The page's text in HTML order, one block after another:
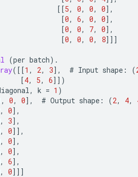
[[5, 0, 0, 0] ,
[0, 6, 0, 0] ,
[0, 0, 7, 0] ,
[0, 0, 0, 8]]]
(per batch).
( [[1 , 2, 3] , # Input shape : (
[4, 5, 6]] )
, k = 1 )
, 0, 0] , # Output shape : (2, 4,
, 0] ,
, 3] ,
, 0]] ,
, 0] ,
, 0] ,
, 6] ,
, 0]]]